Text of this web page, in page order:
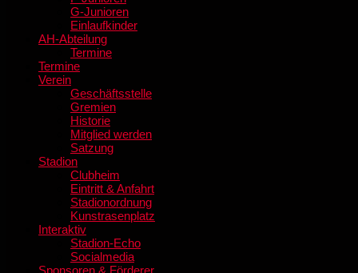
G-Junioren
Einlaufkinder
AH-Abteilung
Termine
Termine
Verein
Geschäftsstelle
Gremien
Historie
Mitglied werden
Satzung
Stadion
Clubheim
Eintritt & Anfahrt
Stadionordnung
Kunstrasenplatz
Interaktiv
Stadion-Echo
Socialmedia
Sponsoren & Förderer